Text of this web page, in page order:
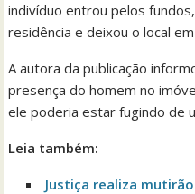
indivíduo entrou pelos
residência e deixou o local
A autora da publicação
presença do homem no
ele poderia estar fugindo de
Leia também:
Justiça realiza